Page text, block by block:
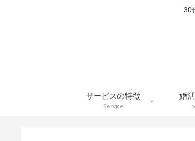
30
サービスの特徴
Service
婚